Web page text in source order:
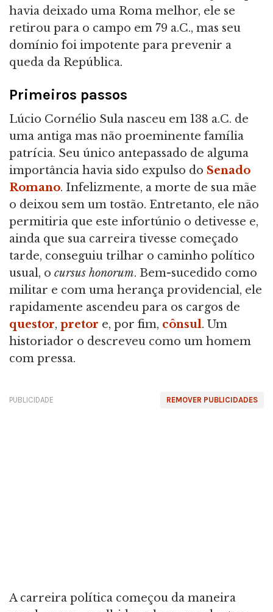
havia deixado uma Roma melhor, ele se
retirou para o campo em 79 a.C., mas seu
domínio foi impotente para prevenir a
queda da República.
Primeiros passos
Lúcio Cornélio Sula nasceu em 138 a.C. de
uma antiga mas não proeminente família
patrícia. Seu único antepassado de alguma
importância havia sido expulso do Senado
Romano. Infelizmente, a morte de sua mãe
o deixou sem um tostão. Entretanto, ele não
permitiria que este infortúnio o detivesse e,
ainda que sua carreira tivesse começado
tarde, conseguiu trilhar o caminho político
usual, o cursus honorum. Bem-sucedido como
militar e com uma herança providencial, ele
rapidamente ascendeu para os cargos de
questor, pretor e, por fim, cônsul. Um
historiador o descreveu como um homem
com pressa.
REMOVER PUBLICIDADES
PUBLICIDADE
A carreira política começou da maneira